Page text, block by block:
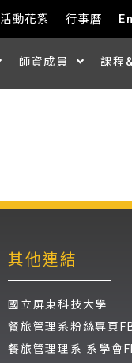
活動花絮 行事曆
師資成員 課程
其他連結
國立屏東科技大學
餐旅管理系粉絲專頁
餐旅管理理系 系學會